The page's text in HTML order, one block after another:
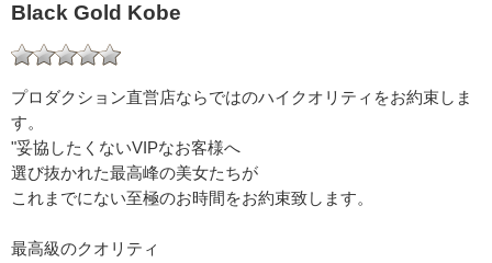
Black Gold Kobe
プロダクション直営店ならではのハイクオリティをお約束しま
す。
"妥協したくないVIPなお客様へ
選び抜かれた最高峰の美女たちが
これまでにない至極のお時間をお約束致します。
最高級のクオリティ